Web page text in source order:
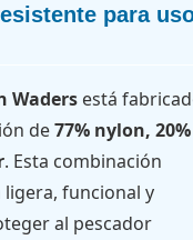
para
Waders está
de77% nylon, 20%
. Esta combinación
funcional y
al pescador